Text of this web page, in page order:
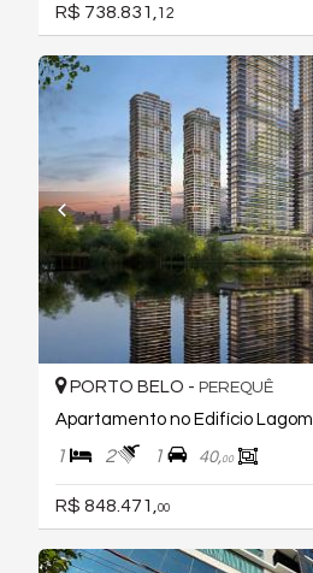
R$ 738.831, 12
PORTO BELO - PEREQUÊ
Apartamento no Edifício Lagom
1 2 1 40,00
R$ 848.471, 00